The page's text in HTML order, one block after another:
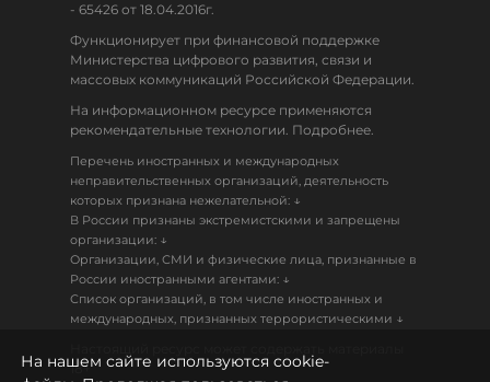
- 65426 от 18.04.2016г.
Функционирует при финансовой поддержке
Министерства цифрового развития, связи и
массовых коммуникаций Российской Федерации.
На информационном ресурсе применяются
рекомендательные технологии. Подробнее.
Перечень иностранных и международных
неправительственных организаций, деятельность
которых признана нежелательной: ↓
В России признаны экстремистскими и запрещены
организации: ↓
Организации, СМИ и физические лица, признанные в
России иностранными агентами: ↓
Список организаций, в том числе иностранных и
международных, признанных террористическими ↓
18+
На нашем сайте используются cookie-